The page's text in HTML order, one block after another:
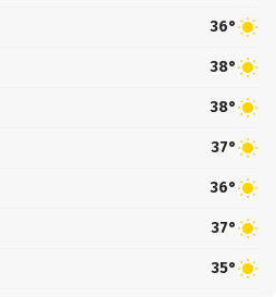
36°
38°
38°
37°
36°
37°
35°